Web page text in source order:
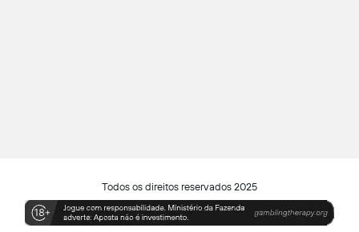
Todos os direitos reservados 2025